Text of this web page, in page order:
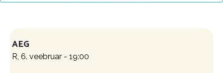
AEG
R, 6. veebruar - 19:00